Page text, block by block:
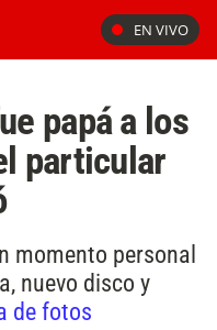
EN VIVO
papá a los
particular
momento personal
nuevo disco y
de fotos